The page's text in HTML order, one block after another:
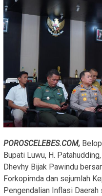
POROSCELEBES.COM,
Bupati Luwu, H.
Dhevhy Bijak Pawindu
Forkopimda dan sejumlah
Pengendalian Inflasi